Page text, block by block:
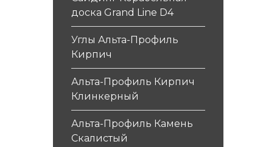
доска Grand Line D4
Углы Альта-Профиль
Кирпич
Альта-Профиль Кирпич
Клинкерный
Альта-Профиль Камень
Скалистый